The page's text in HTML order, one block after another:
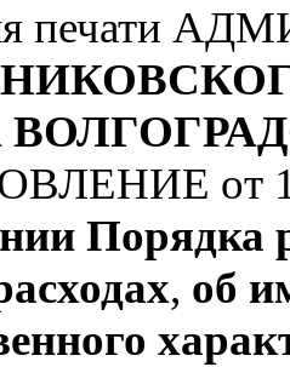
печати
от
Порядка
, об